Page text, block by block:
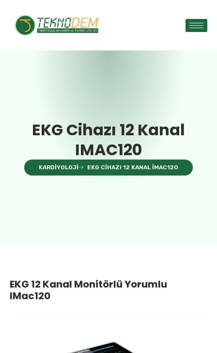
EKG Cihazı 12 Kanal
IMAC120
KARDIYOLOJI EKG CIHAZI 12 KANAL IMAC120
EKG 12 Kanal Monitörlü Yorumlu
IMac120